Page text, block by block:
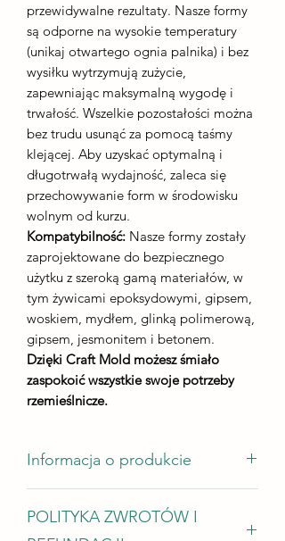
przewidywalne rezultaty. Nasze formy
są odporne na wysokie temperatury
(unikaj otwartego ognia palnika) i bez
wysiłku wytrzymują zużycie,
zapewniając maksymalną wygodę i
trwałość. Wszelkie pozostałości można
bez trudu usunąć za pomocą taśmy
klejącej. Aby uzyskać optymalną i
długotrwałą wydajność, zaleca się
przechowywanie form w środowisku
wolnym od kurzu.
Kompatybilność: Nasze formy zostały
zaprojektowane do bezpiecznego
użytku z szeroką gamą materiałów, w
tym żywicami epoksydowymi, gipsem,
woskiem, mydłem, glinką polimerową,
gipsem, jesmonitem i betonem.
Dzięki Craft Mold możesz śmiało
zaspokoić wszystkie swoje potrzeby
rzemieślnicze.
Informacja o produkcie
Wysokość odlewu - nie mniej niż 8 mm
POLITYKA ZWROTÓW I